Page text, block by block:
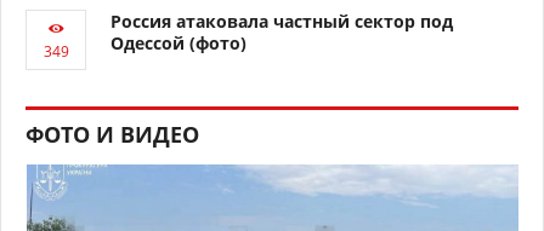
Россия атаковала частный сектор под
Одессой (фото)
ФОТО И ВИДЕО